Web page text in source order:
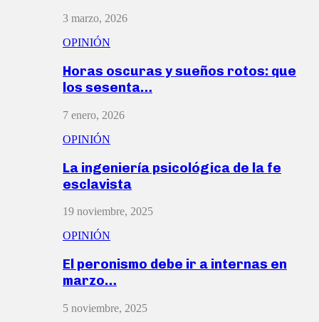
3 marzo, 2026
OPINIÓN
Horas oscuras y sueños rotos: que
los sesenta…
7 enero, 2026
OPINIÓN
La ingeniería psicológica de la fe
esclavista
19 noviembre, 2025
OPINIÓN
El peronismo debe ir a internas en
marzo…
5 noviembre, 2025